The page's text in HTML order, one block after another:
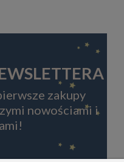
zakupy
nowościami i